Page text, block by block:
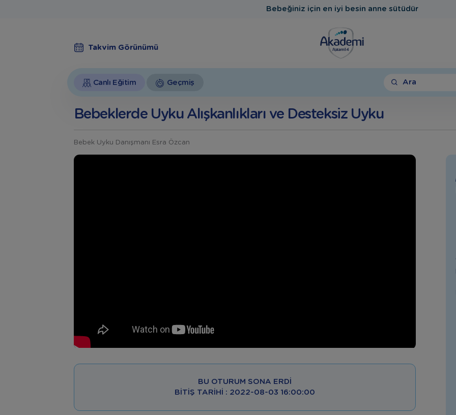
Bebeğiniz için en iyi besin anne sütüdür
Takvim Görünümü
Canlı Eğitim Geçmiş Ara
Bebeklerde Uyku Alışkanlıkları ve Desteksiz Uyku
Bebek Uyku Danışmanı Esra Özcan
BU OTURUM SONA ERDI
BITIŞ TARIHI : 2022-08-03 16:00:00